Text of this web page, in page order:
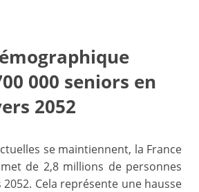
000 seniors en
2052
se maintiennent, la France
de 2,8 millions de personnes
Cela représente une hausse